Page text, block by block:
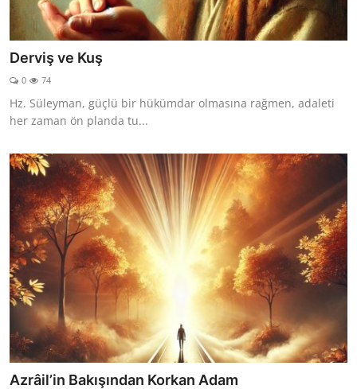
Derviş ve Kuş
0 74
Hz. Süleyman, güçlü bir hükümdar olmasına rağmen, adaleti
her zaman ön planda tu...
Azrâil’in Bakışından Korkan Adam